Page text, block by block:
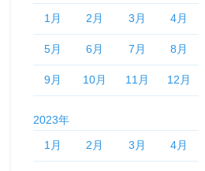
1月
2月 3月 4月
5月 6月 7月 8月
9月 10月 11月 12月
2023年
1月
2月 3月 4月